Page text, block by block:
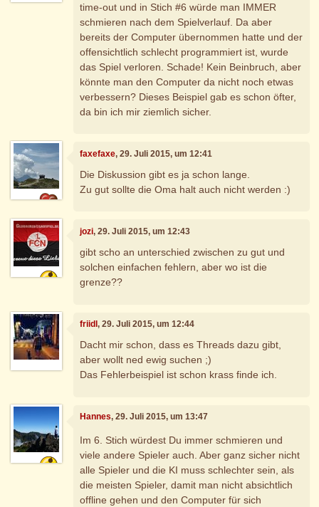
time-out und in Stich #6 würde man IMMER
schmieren nach dem Spielverlauf. Da aber
bereits der Computer übernommen hatte und der
offensichtlich schlecht programmiert ist, wurde
das Spiel verloren. Schade! Kein Beinbruch, aber
könnte man den Computer da nicht noch etwas
verbessern? Dieses Beispiel gab es schon öfter,
da bin ich mir ziemlich sicher.
faxefaxe, 29. Juli 2015, um 12:41
Die Diskussion gibt es ja schon lange.
Zu gut sollte die Oma halt auch nicht werden :)
jozi, 29. Juli 2015, um 12:43
gibt scho an unterschied zwischen zu gut und
solchen einfachen fehlern, aber wo ist die
grenze??
friidl, 29. Juli 2015, um 12:44
Dacht mir schon, dass es Threads dazu gibt,
aber wollt ned ewig suchen ;)
Das Fehlerbeispiel ist schon krass finde ich.
Hannes, 29. Juli 2015, um 13:47
Im 6. Stich würdest Du immer schmieren und
viele andere Spieler auch. Aber ganz sicher nicht
alle Spieler und die KI muss schlechter sein, als
die meisten Spieler, damit man nicht absichtlich
offline gehen und den Computer für sich